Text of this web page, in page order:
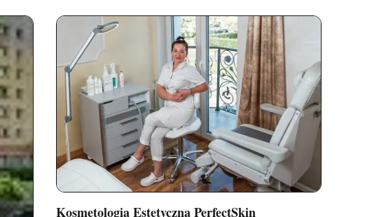
Kosmetologia Estetyczna PerfectSkin